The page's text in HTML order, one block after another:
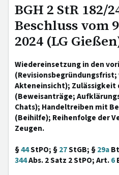
BGH 2 StR 182/
Beschluss vom
2024 (LG
Wiedereinsetzung in den
Akteneinsicht); Zulässigkeit
(Beweisanträge;
Chats); Handeltreiben mit
(Beihilfe); Reihenfolge der
Zeugen.
§44StPO; §27StGB; §29a
344Abs. 2 Satz 2 StPO; Art.6